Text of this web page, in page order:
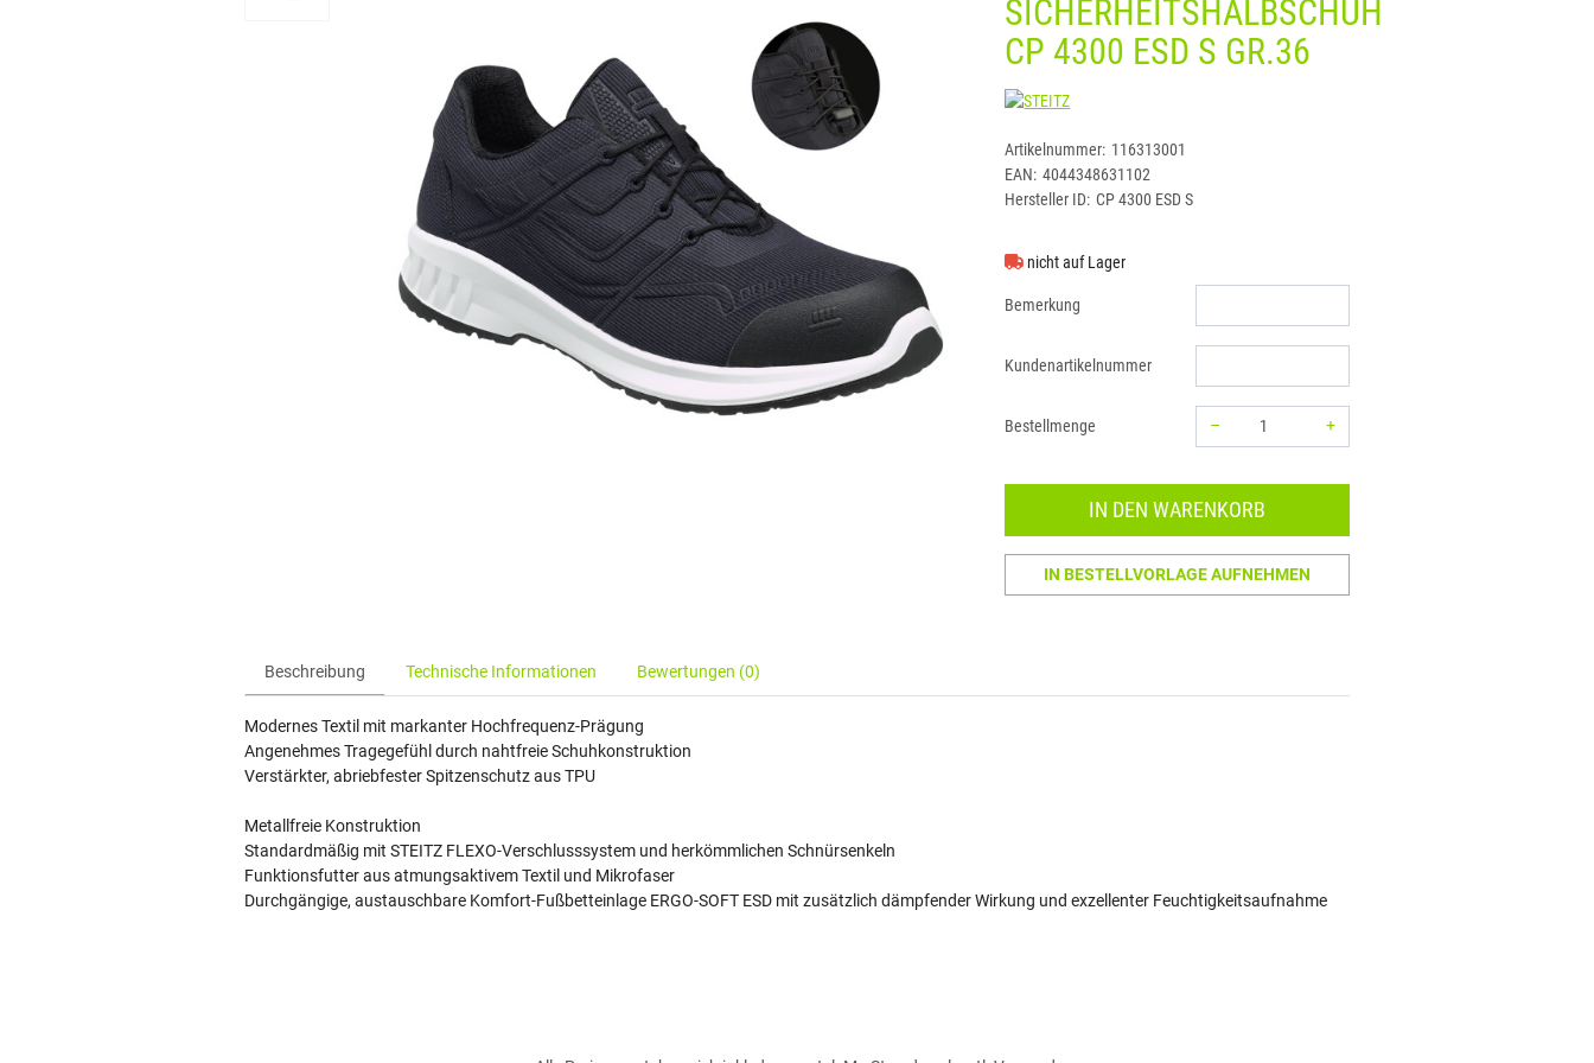
SICHERHEITSHALBSCHUH
CP 4300 ESD S GR.36
STEITZ
Artikelnummer: 116313001
EAN: 4044348631102
Hersteller ID: CP 4300 ESD S
nicht auf Lager
Bemerkung
Kundenartikelnummer
Bestellmenge –
+
IN DEN WARENKORB
IN BESTELLVORLAGE AUFNEHMEN
Beschreibung Technische Informationen Bewertungen (0)
Modernes Textil mit markanter Hochfrequenz-Prägung
Angenehmes Tragegefühl durch nahtfreie Schuhkonstruktion
Verstärkter, abriebfester Spitzenschutz aus TPU
Metallfreie Konstruktion
Standardmäßig mit STEITZ FLEXO-Verschlusssystem und herkömmlichen Schnürsenkeln
Funktionsfutter aus atmungsaktivem Textil und Mikrofaser
Durchgängige, austauschbare Komfort-Fußbetteinlage ERGO-SOFT ESD mit zusätzlich dämpfender Wirkung und exzellenter Feuchtigkeitsaufnahme